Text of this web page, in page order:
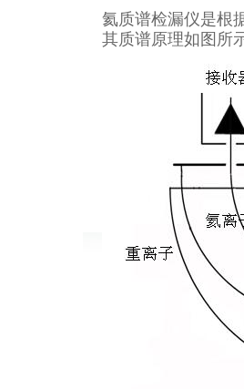
氦质谱检漏仪是根
其质谱原理如图所